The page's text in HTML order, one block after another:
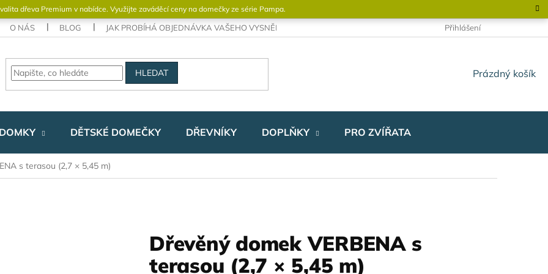
dřeva Premium v ​​nabídce. Využijte zaváděcí ceny na domečky ze série Pampa.
O NÁS BLOG JAK PROBÍHÁ OBJEDNÁVKA VAŠEHO VYSNĚNÉHO DOMKU OBCHODNÍ PODMÍNKY
Přihlášení
HLEDAT
NÁKUPNÍ
Prázdný košík
DĚTSKÉ DOMEČKY DŘEVNÍKY DOPLŇKY PRO ZVÍŘATA
s terasou (2,7 × 5,45 m)
Dřevěný domek VERBENA s
terasou (2,7 × 5,45 m)